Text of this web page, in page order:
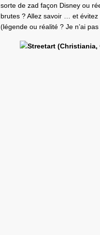
sorte de zad façon Disney ou
brutes ? Allez savoir … et
(légende ou réalité ? Je n’ai